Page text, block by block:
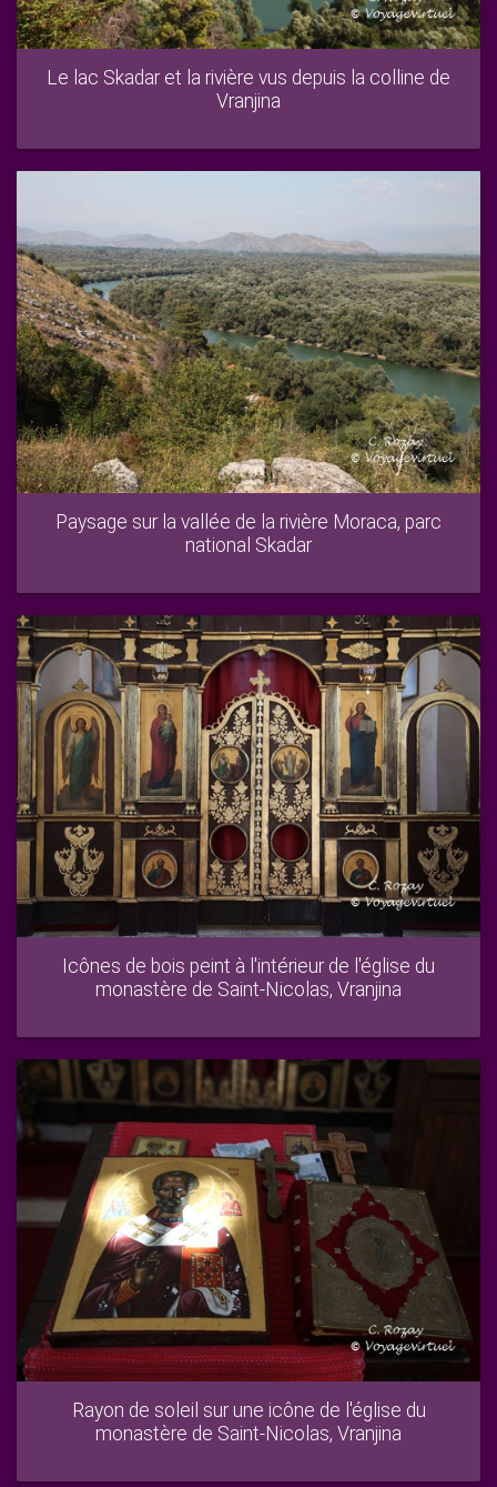
Le lac Skadar et la rivière vus depuis la colline de
Vranjina
Paysage sur la vallée de la rivière Moraca, parc
national Skadar
Icônes de bois peint à l'intérieur de l'église du
monastère de Saint-Nicolas, Vranjina
Rayon de soleil sur une icône de l'église du
monastère de Saint-Nicolas, Vranjina